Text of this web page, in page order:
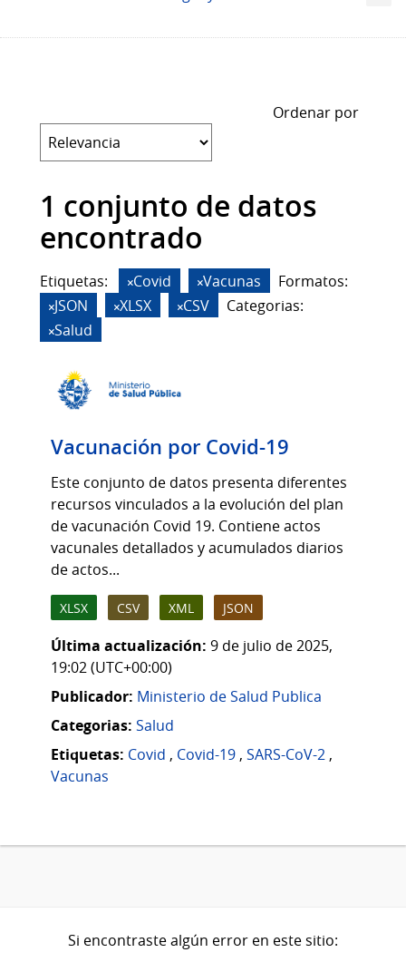
Ordenar por
1 conjunto de datos
encontrado
Etiquetas: Covid Vacunas
Formatos:
JSON
XLSX CSV
Categorias:
Salud
Vacunación por Covid-19
Este conjunto de datos presenta diferentes
recursos vinculados a la evolución del plan
de vacunación Covid 19. Contiene actos
vacunales detallados y acumulados diarios
de actos...
XLSX CSV XML JSON
Última actualización: 9 de julio de 2025,
19:02 (UTC+00:00)
Publicador: Ministerio de Salud Publica
Categorias: Salud
Etiquetas: Covid , Covid-19 , SARS-CoV-2 ,
Vacunas
Si encontraste algún error en este sitio: